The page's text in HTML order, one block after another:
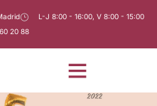
L-J 8:00 - 16:00, V 8:00 - 15:00
20 88